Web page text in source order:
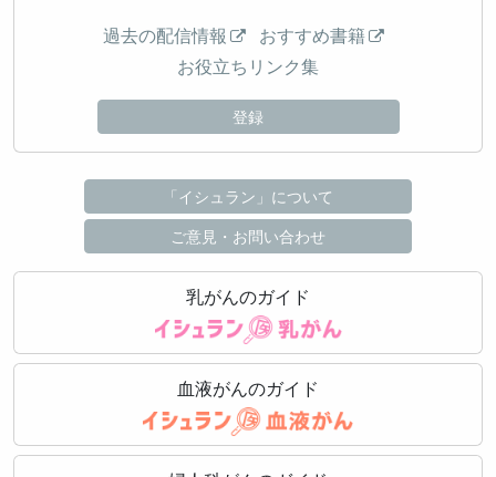
過去の配信情報
おすすめ書籍
お役立ちリンク集
登録
「イシュラン」について
ご意見・お問い合わせ
乳がんのガイド
血液がんのガイド